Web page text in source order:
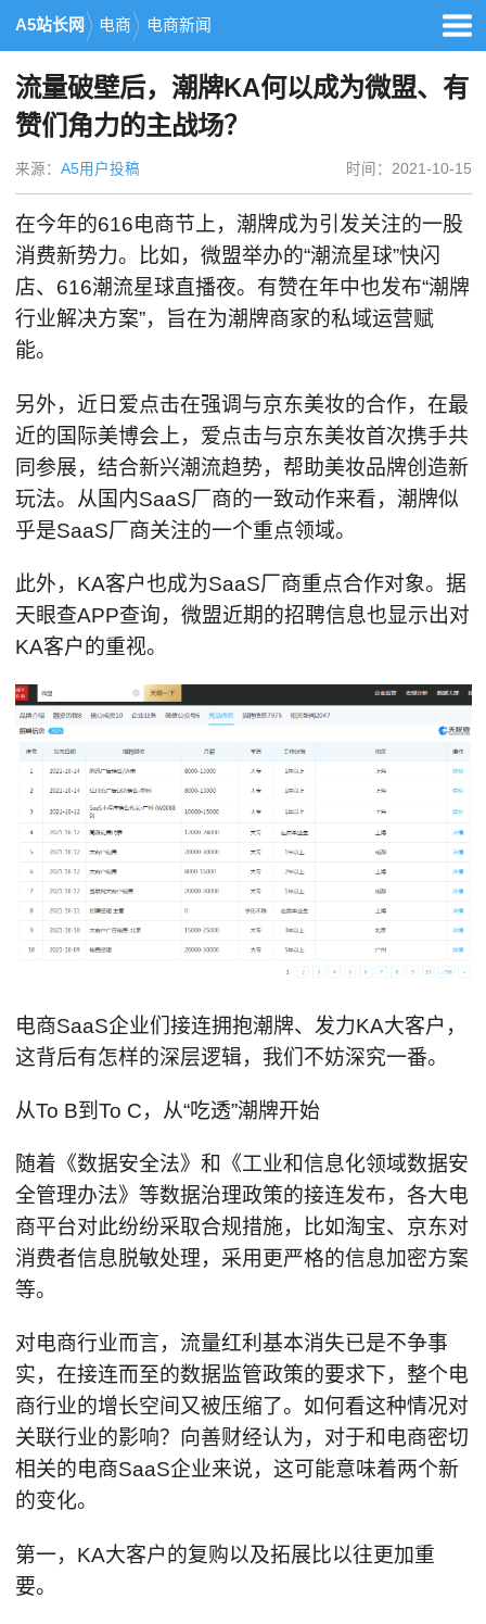
A5站长网 电商 电商新闻
流量破壁后，潮牌KA何以成为微盟、有
赞们角力的主战场？
来源： A5用户投稿 时间：2021-10-15
在今年的616电商节上，潮牌成为引发关注的一股
消费新势力。比如，微盟举办的“潮流星球”快闪
店、616潮流星球直播夜。有赞在年中也发布“潮牌
行业解决方案”，旨在为潮牌商家的私域运营赋
能。
另外，近日爱点击在强调与京东美妆的合作，在最
近的国际美博会上，爱点击与京东美妆首次携手共
同参展，结合新兴潮流趋势，帮助美妆品牌创造新
玩法。从国内SaaS厂商的一致动作来看，潮牌似
乎是SaaS厂商关注的一个重点领域。
此外，KA客户也成为SaaS厂商重点合作对象。据
天眼查APP查询，微盟近期的招聘信息也显示出对
KA客户的重视。
电商SaaS企业们接连拥抱潮牌、发力KA大客户，
这背后有怎样的深层逻辑，我们不妨深究一番。
从To B到To C，从“吃透”潮牌开始
随着《数据安全法》和《工业和信息化领域数据安
全管理办法》等数据治理政策的接连发布，各大电
商平台对此纷纷采取合规措施，比如淘宝、京东对
消费者信息脱敏处理，采用更严格的信息加密方案
等。
对电商行业而言，流量红利基本消失已是不争事
实，在接连而至的数据监管政策的要求下，整个电
商行业的增长空间又被压缩了。如何看这种情况对
关联行业的影响？向善财经认为，对于和电商密切
相关的电商SaaS企业来说，这可能意味着两个新
的变化。
第一，KA大客户的复购以及拓展比以往更加重
要。